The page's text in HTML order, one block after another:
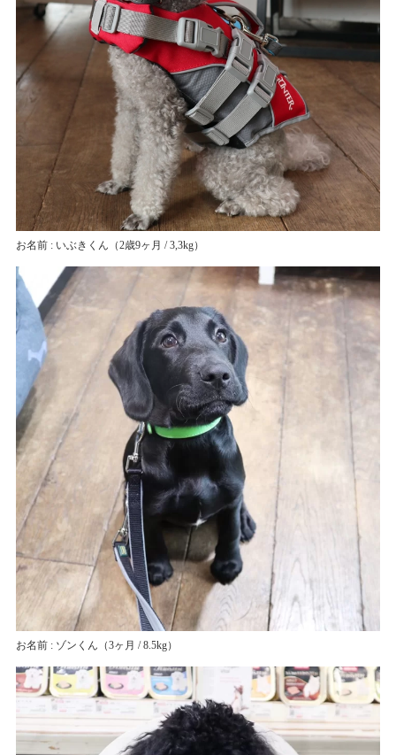
お名前 : いぶきくん （2歳9ヶ月 / 3,3kg）
お名前 : ゾンくん （3ヶ月 / 8.5kg）